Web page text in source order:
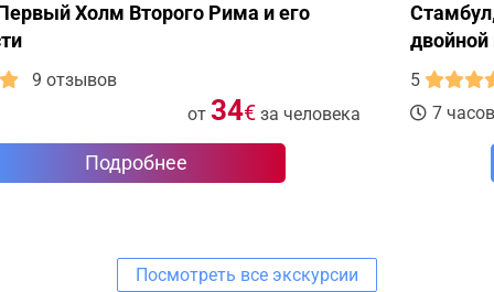
Стамбул, европейская и азиатская часть,
двойной портрет одного города
5
от 67€ за человека
Посмотреть все экскурсии